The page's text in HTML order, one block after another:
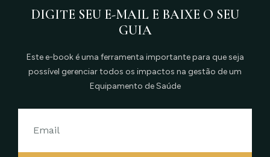
DIGITE SEU E-MAIL E BAIXE O SEU
GUIA
Este e-book é uma ferramenta importante para que seja
possível gerenciar todos os impactos na gestão de um
Equipamento de Saúde